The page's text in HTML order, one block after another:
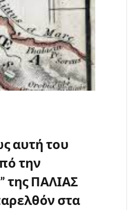
αυτή του
την
της ΠΑΛΙΑΣ
στα